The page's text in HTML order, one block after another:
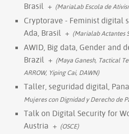
Brasil + (MariaLab Escola de
Cryptorave - Feminist digital
Ada, Brasil + (Marialab Actantes
AWID, Big data, Gender and
Brazil + (Maya Ganesh, Tactical
ARROW, Yiping Cai, DAWN)
Taller, seguridad digital,
Mujeres con Dignidad y Derecho de
Talk on Digital Security for
Austria + (OSCE)